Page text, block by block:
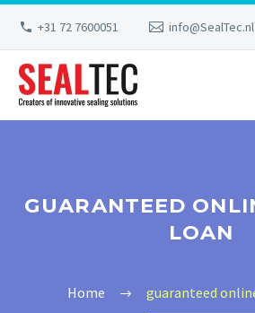
+31 72 7600051 info@SealTec.nl
GUARANTEED
LOAN
Home guaranteed